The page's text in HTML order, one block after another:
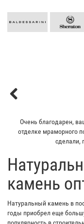
Виктор
за прекрасную
сделано качественно, а
как хотелось.....»
камень
Натуральный камень в
годы приобрел еще